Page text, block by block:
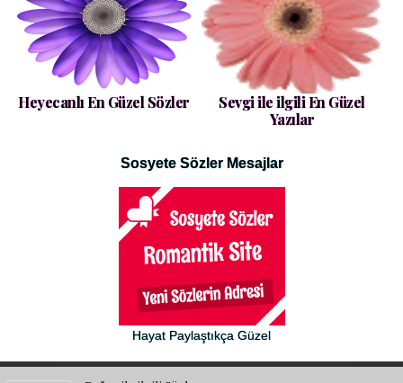
Heyecanlı En Güzel Sözler
Sevgi ile ilgili En Güzel
Yazılar
Sosyete Sözler Mesajlar
Hayat Paylaştıkça Güzel